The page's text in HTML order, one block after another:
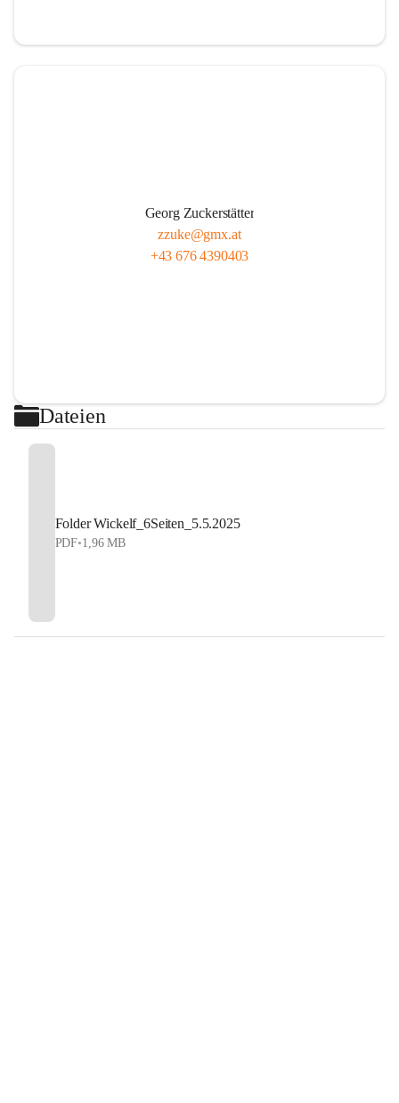
Georg Zuckerstätter
zzuke@gmx.at
+43 676 4390403
Dateien
Folder Wickelf_6Seiten_5.5.2025
PDF•1,96 MB